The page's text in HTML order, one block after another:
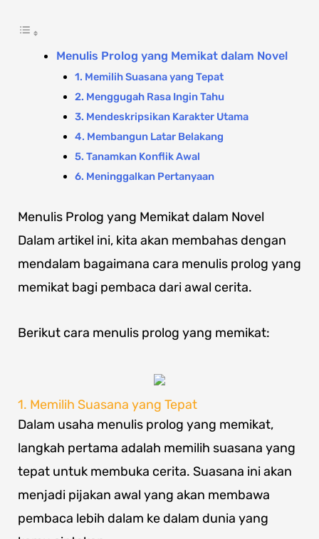
Menulis Prolog yang Memikat dalam Novel
1. Memilih Suasana yang Tepat
2. Menggugah Rasa Ingin Tahu
3. Mendeskripsikan Karakter Utama
4. Membangun Latar Belakang
5. Tanamkan Konflik Awal
6. Meninggalkan Pertanyaan
Menulis Prolog yang Memikat dalam Novel
Dalam artikel ini, kita akan membahas dengan
mendalam bagaimana cara menulis prolog yang
memikat bagi pembaca dari awal cerita.
Berikut cara menulis prolog yang memikat:
1. Memilih Suasana yang Tepat
Dalam usaha menulis prolog yang memikat,
langkah pertama adalah memilih suasana yang
tepat untuk membuka cerita. Suasana ini akan
menjadi pijakan awal yang akan membawa
pembaca lebih dalam ke dalam dunia yang